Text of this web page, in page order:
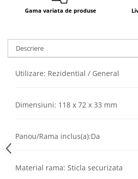
Gama variata de produse
Descriere
Utilizare: Rezidential / General
Dimensiuni: 118 x 72 x 33 mm
Panou/Rama inclus(a):Da
Material rama: Sticla securizata